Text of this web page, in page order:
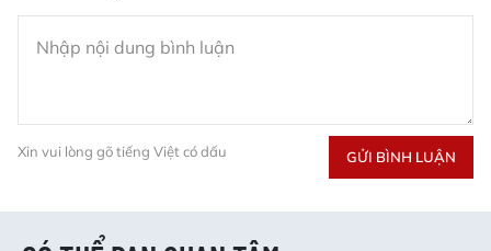
Xin vui lòng gõ tiếng Việt có dấu GỬI BÌNH LUẬN